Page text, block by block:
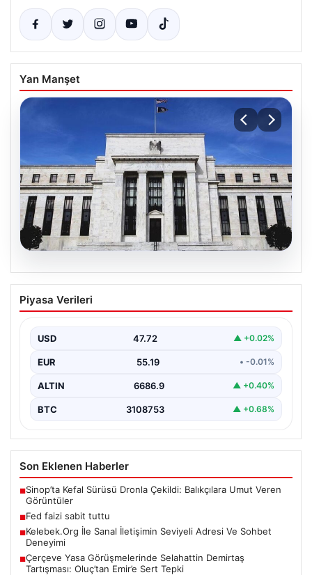
Yan Manşet
Fed faizi sabit tuttu
{“title”: “ABD Merkez Bankası Faizleri Sabit Tuttu”,
Piyasa Verileri
USD 47.72 ▲ +0.02%
EUR 55.19 • -0.01%
ALTIN 6686.9 ▲ +0.40%
BTC 3108753 ▲ +0.68%
Son Eklenen Haberler
■Sinop’ta Kefal Sürüsü Dronla Çekildi: Balıkçılara Umut Veren
Görüntüler
■Fed faizi sabit tuttu
■Kelebek.Org İle Sanal İletişimin Seviyeli Adresi Ve Sohbet
Deneyimi
■Çerçeve Yasa Görüşmelerinde Selahattin Demirtaş
Tartışması: Oluç’tan Emir’e Sert Tepki